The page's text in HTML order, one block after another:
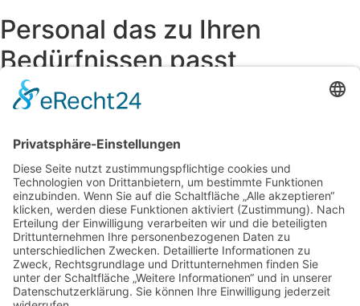
Personal das zu Ihren
Bedürfnissen passt
THEMIS GmbH
+49 (0)208-882 899 96
info@themis-personal.de
Facebook Instagram Whatsapp